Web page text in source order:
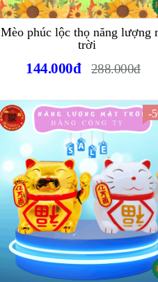
Mèo phúc lộc thọ năng lượng
trời
144.000đ 288.000đ
-